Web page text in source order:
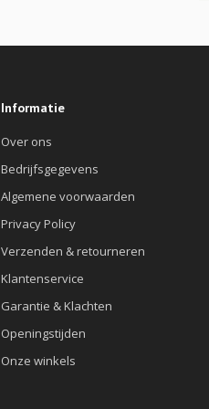
Informatie
Over ons
Bedrijfsgegevens
Algemene voorwaarden
Privacy Policy
Verzenden & retourneren
Klantenservice
Garantie & Klachten
Openingstijden
Onze winkels